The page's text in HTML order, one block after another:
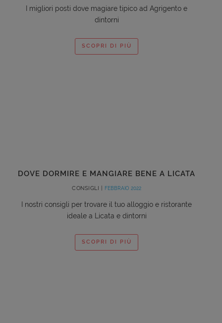
I migliori posti dove magiare tipico ad Agrigento e
dintorni
SCOPRI DI PIÙ
DOVE DORMIRE E MANGIARE BENE A LICATA
CONSIGLI | FEBBRAIO 2022
I nostri consigli per trovare il tuo alloggio e ristorante
ideale a Licata e dintorni
SCOPRI DI PIÙ